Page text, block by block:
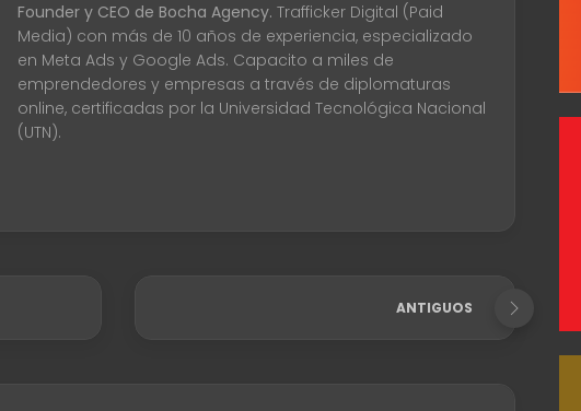
Founder y CEO de Bocha Agency. Trafficker Digital (Paid
Media) con más de 10 años de experiencia, especializado
en Meta Ads y Google Ads. Capacito a miles de
emprendedores y empresas a través de diplomaturas
online, certificadas por la Universidad Tecnológica Nacional
(UTN).
ANTIGUOS